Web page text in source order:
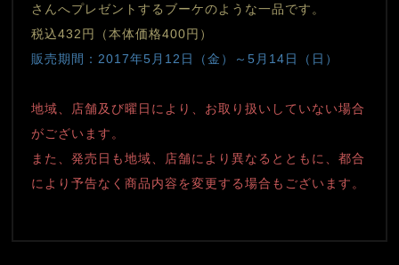
さんへプレゼントするブーケのような一品です。
税込432円（本体価格400円）
販売期間：2017年5月12日（金）～5月14日（日）
地域、店舗及び曜日により、お取り扱いしていない場合
がございます。
また、発売日も地域、店舗により異なるとともに、都合
により予告なく商品内容を変更する場合もございます。